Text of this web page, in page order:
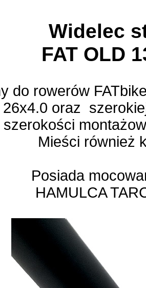
Widelec
FAT OLD
do rowerów
26x4.0 oraz
szerokości
Mieści również
Posiada
HAMULCA